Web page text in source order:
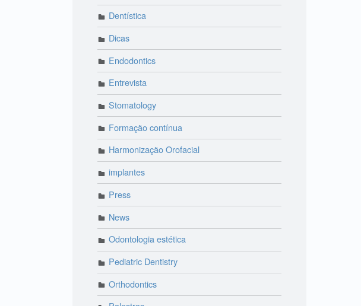
Dentística
Dicas
Endodontics
Entrevista
Stomatology
Formação contínua
Harmonização Orofacial
implantes
Press
News
Odontologia estética
Pediatric Dentistry
Orthodontics